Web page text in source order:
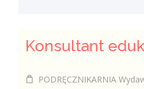
PODRĘCZNIKARNIA